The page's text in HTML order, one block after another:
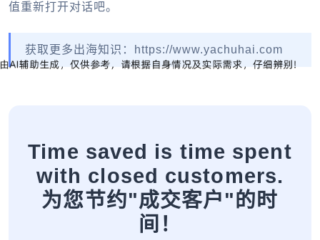
值重新打开对话吧。
获取更多出海知识：https://www.yachuhai.com
Time saved is time spent
with closed customers.
为您节约"成交客户"的时
间！